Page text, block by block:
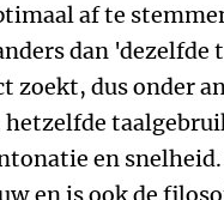
af te
dan 'dezelfde
zoekt, dus onder
hetzelfde
en